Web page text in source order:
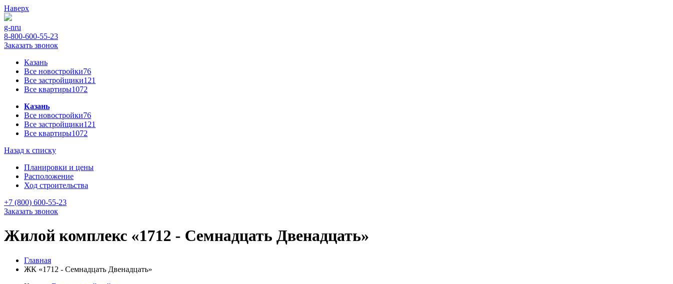
Наверх
g-nru
8-800-600-55-23
Заказать звонок
Казань
Все новостройки76
Все застройщики121
Все квартиры1072
Казань
Все новостройки76
Все застройщики121
Все квартиры1072
Назад к списку
Планировки и цены
Расположение
Ход строительства
+7 (800) 600-55-23
Заказать звонок
Жилой комплекс «1712 - Семнадцать Двенадцать»
Главная
ЖК «1712 - Семнадцать Двенадцать»